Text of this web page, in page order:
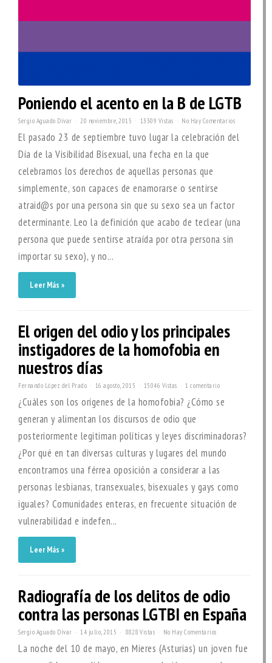
Poniendo el acento en la B de LGTB
Sergio Aguado Dívar 20 noviembre, 2015 13309 Vistas No Hay Comentarios
El pasado 23 de septiembre tuvo lugar la celebración del
Día de la Visibilidad Bisexual, una fecha en la que
celebramos los derechos de aquellas personas que
simplemente, son capaces de enamorarse o sentirse
atraid@s por una persona sin que su sexo sea un factor
determinante. Leo la definición que acabo de teclear (una
persona que puede sentirse atraída por otra persona sin
importar su sexo), y no...
Leer Más »
El origen del odio y los principales
instigadores de la homofobia en
nuestros días
Fernando López del Prado 16 agosto, 2015 15046 Vistas 1 comentario
¿Cuáles son los orígenes de la homofobia? ¿Cómo se
generan y alimentan los discursos de odio que
posteriormente legitiman políticas y leyes discriminadoras?
¿Por qué en tan diversas culturas y lugares del mundo
encontramos una férrea oposición a considerar a las
personas lesbianas, transexuales, bisexuales y gays como
iguales? Comunidades enteras, en frecuente situación de
vulnerabilidad e indefen...
Leer Más »
Radiografía de los delitos de odio
contra las personas LGTBI en España
Sergio Aguado Dívar 14 julio, 2015 8828 Vistas No Hay Comentarios
La noche del 10 de mayo, en Mieres (Asturias) un joven fue